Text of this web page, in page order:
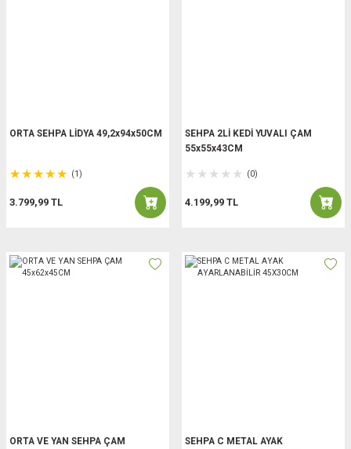
ORTA SEHPA LİDYA 49,2x94x50CM
(1)
3.799,99 TL
SEHPA 2Lİ KEDİ YUVALI ÇAM
55x55x43CM
(0)
4.199,99 TL
ORTA VE YAN SEHPA ÇAM
SEHPA C METAL AYAK